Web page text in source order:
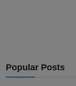
Popular Posts